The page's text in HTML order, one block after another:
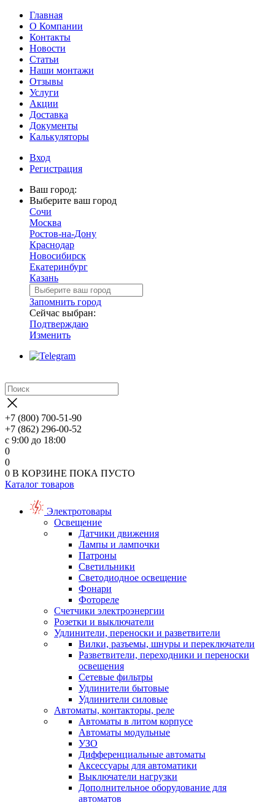
Главная
О Компании
Контакты
Новости
Статьи
Наши монтажи
Отзывы
Услуги
Акции
Доставка
Документы
Калькуляторы
Вход
Регистрация
Ваш город:
Выберите ваш город
Сочи
Москва
Ростов-на-Дону
Краснодар
Новосибирск
Екатеринбург
Казань
Запомнить город
Сейчас выбран:
Подтверждаю
Изменить
+7 (800) 700-51-90
+7 (862) 296-00-52
с 9:00 до 18:00
0
0
0 В КОРЗИНЕ ПОКА ПУСТО
Каталог товаров
Электротовары
Освещение
Датчики движения
Лампы и лампочки
Патроны
Светильники
Светодиодное освещение
Фонари
Фотореле
Счетчики электроэнергии
Розетки и выключатели
Удлинители, переноски и разветвители
Вилки, разъемы, шнуры и переключатели
Разветвители, переходники и переноски
освещения
Сетевые фильтры
Удлинители бытовые
Удлинители силовые
Автоматы, контакторы, реле
Автоматы в литом корпусе
Автоматы модульные
УЗО
Дифференциальные автоматы
Аксессуары для автоматики
Выключатели нагрузки
Дополнительное оборудование для
автоматов